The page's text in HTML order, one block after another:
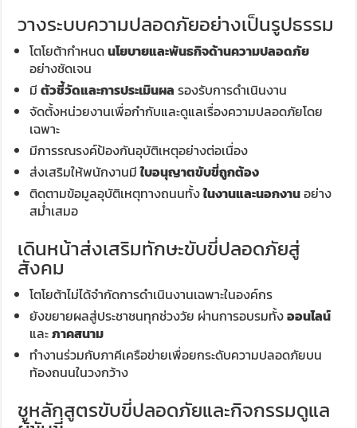
วางระบบความปลอดภัยอย่างเป็นรูปธรรม
โตโยต้ากำหนดนโยบายและพันธกิจด้านความปลอดภัย
อย่างชัดเจน
มีตัวชี้วัดและการประเมินผล รองรับการดำเนินงาน
จัดตั้งหน่วยงานเพื่อกำกับและดูแลเรื่องความปลอดภัยโดย
เฉพาะ
มีการรณรงค์ป้องกันอุบัติเหตุอย่างต่อเนื่อง
ส่งเสริมให้พนักงานมีใบอนุญาตขับขี่ถูกต้อง
ติดตามข้อมูลอุบัติเหตุทางถนนทั้งในงานและนอกงานอย่าง
สม่ำเสมอ
เดินหน้าส่งเสริมทักษะขับขี่ปลอดภัยสู่
สังคม
โตโยต้าไม่ได้จำกัดการดำเนินงานเฉพาะในองค์กร
ยังขยายผลสู่ประชาชนทุกช่วงวัย ผ่านการอบรมทั้งออนไลน์
และภาคสนาม
ทำงานร่วมกับภาคีเครือข่ายเพื่อยกระดับความปลอดภัยบน
ท้องถนนในวงกว้าง
ชูหลักสูตรขับขี่ปลอดภัยและกิจกรรมดูแล